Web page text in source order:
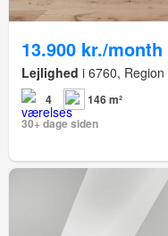
13.900 kr./month
Lejlighed i 6760,
4
146 m²
30+ dage siden